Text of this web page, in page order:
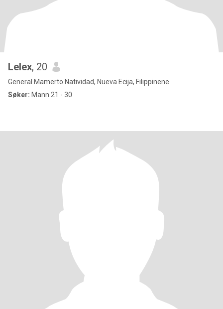
Lelex, 20
General Mamerto Natividad, Nueva Ecija, Filippinene
Søker: Mann 21 - 30